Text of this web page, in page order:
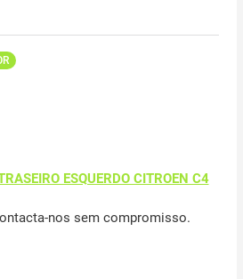
ESQUERDO CITROEN C4
nos sem compromisso.